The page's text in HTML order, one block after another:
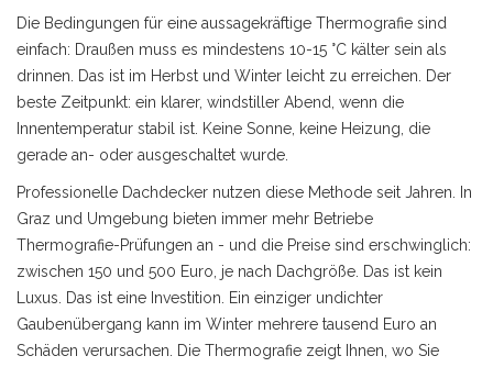
Die Bedingungen für eine aussagekräftige Thermografie sind
einfach: Draußen muss es mindestens 10-15 °C kälter sein als
drinnen. Das ist im Herbst und Winter leicht zu erreichen. Der
beste Zeitpunkt: ein klarer, windstiller Abend, wenn die
Innentemperatur stabil ist. Keine Sonne, keine Heizung, die
gerade an- oder ausgeschaltet wurde.
Professionelle Dachdecker nutzen diese Methode seit Jahren. In
Graz und Umgebung bieten immer mehr Betriebe
Thermografie-Prüfungen an - und die Preise sind erschwinglich:
zwischen 150 und 500 Euro, je nach Dachgröße. Das ist kein
Luxus. Das ist eine Investition. Ein einziger undichter
Gaubenübergang kann im Winter mehrere tausend Euro an
Schäden verursachen. Die Thermografie zeigt Ihnen, wo Sie